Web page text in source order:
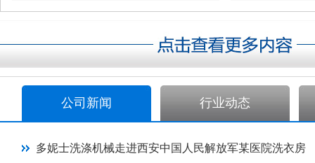
公司新闻 行业动态
多妮士洗涤机械走进西安中国人民解放军某医院洗衣房